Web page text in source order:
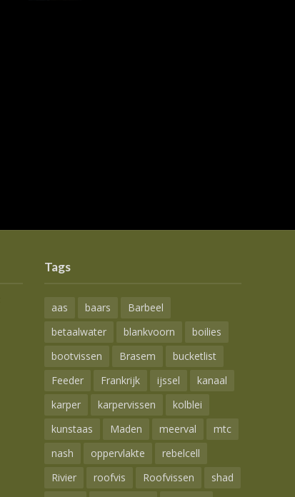
Tags
aas baars
Barbeel
betaalwater
blankvoorn
boilies
bootvissen
Brasem
bucketlist
Feeder
Frankrijk ijssel
kanaal
karper
karpervissen
kolblei
kunstaas
Maden meerval
mtc
nash
oppervlakte
rebelcell
Rivier
roofvis Roofvissen
shad